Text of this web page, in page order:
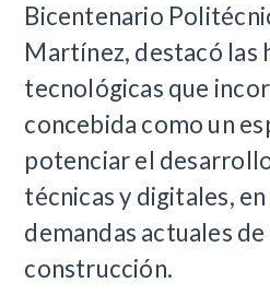
Bicentenario
Martínez, destacó las
tecnológicas que
concebida como un
potenciar el
técnicas y digitales,
demandas actuales
construcción.